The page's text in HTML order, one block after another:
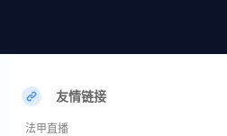
友情链接
法甲直播